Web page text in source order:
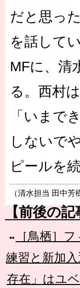
だと思っ
を話して
MFに、清
る。西村
「いまで
しないで
ピールを
（清水担当 田中芳
【前後の記
［鳥栖］
練習と新加
存在」はユ